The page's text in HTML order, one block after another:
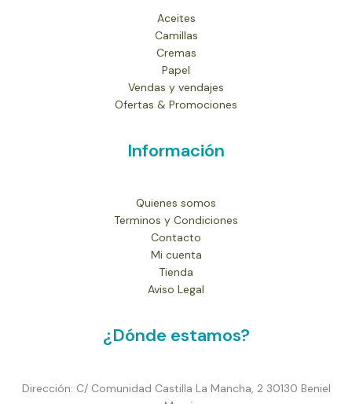
Aceites
Camillas
Cremas
Papel
Vendas y vendajes
Ofertas & Promociones
Información
Quienes somos
Terminos y Condiciones
Contacto
Mi cuenta
Tienda
Aviso Legal
¿Dónde estamos?
Dirección: C/ Comunidad Castilla La Mancha, 2 30130 Beniel